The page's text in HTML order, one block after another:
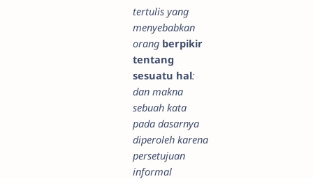
tertulis yang
menyebabkan
orang berpikir
tentang
sesuatu hal:
dan makna
sebuah kata
pada dasarnya
diperoleh karena
persetujuan
informal